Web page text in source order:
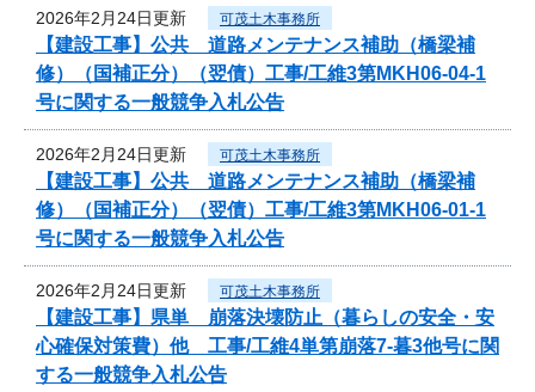
2026年2月24日更新 可茂土木事務所
【建設工事】公共 道路メンテナンス補助（橋梁補
修）（国補正分）（翌債）工事/工維3第MKH06-04-1
号に関する一般競争入札公告
2026年2月24日更新 可茂土木事務所
【建設工事】公共 道路メンテナンス補助（橋梁補
修）（国補正分）（翌債）工事/工維3第MKH06-01-1
号に関する一般競争入札公告
2026年2月24日更新 可茂土木事務所
【建設工事】県単 崩落決壊防止（暮らしの安全・安
心確保対策費）他 工事/工維4単第崩落7-暮3他号に関
する一般競争入札公告